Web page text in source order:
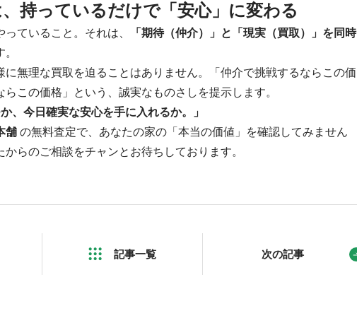
持っているだけで「安心」に変わる
ていること。それは、
「期待（仲介）」と「現実（買取）」を同時
に無理な買取を迫ることはありません。「仲介で挑戦するならこの価
この価格」という、誠実なものさしを提示します。
、今日確実な安心を手に入れるか。」
舗 の無料査定で、あなたの家の「本当の価値」を確認してみません
らのご相談をチャンとお待ちしております。
記事一覧 次の記事